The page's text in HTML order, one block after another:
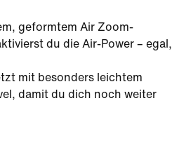
geformtem Air Zoom-
du die Air-Power – egal,
mit besonders leichtem
damit du dich noch weiter